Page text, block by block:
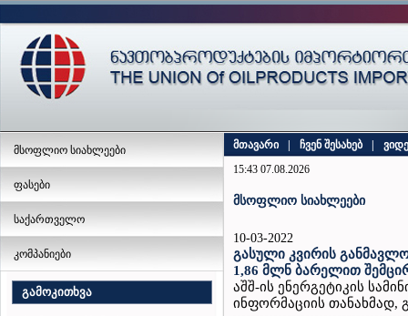
მსოფლიო სიახლეები
ფასები
საქართველო
კომპანიები
გამოკითხვა
მთავარი ჩვენ შესახებ
15:43 07.08.2026
მსოფლიო სიახლეები
10-03-2022
გასული კვირის
1,86 მლნ ბარელით
აშშ-ის ენერგეტიკის
ინფორმაციის თანახმად,